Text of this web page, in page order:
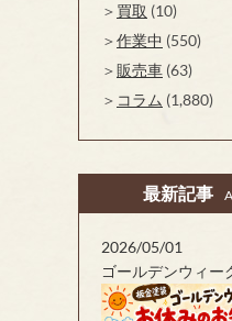
買取 (10)
作業中 (550)
販売車 (63)
コラム (1,880)
最新記事
2026/05/01
ゴールデンウィー